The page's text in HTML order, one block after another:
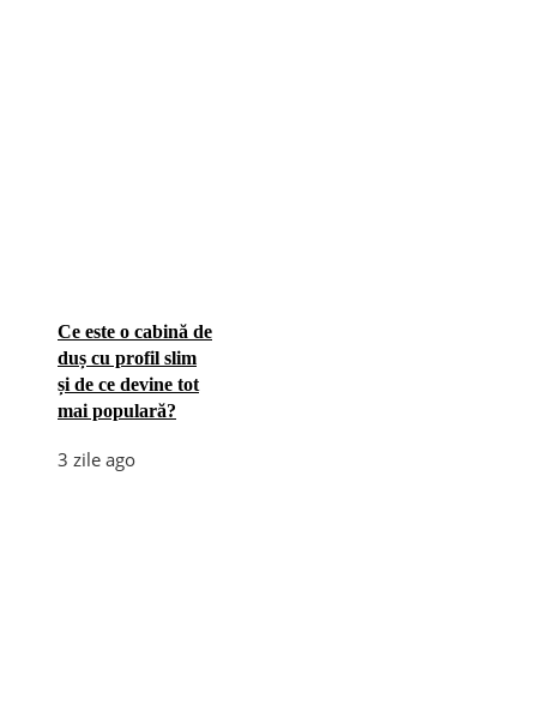
Ce este o cabină de
duș cu profil slim
și de ce devine tot
mai populară?
3 zile ago